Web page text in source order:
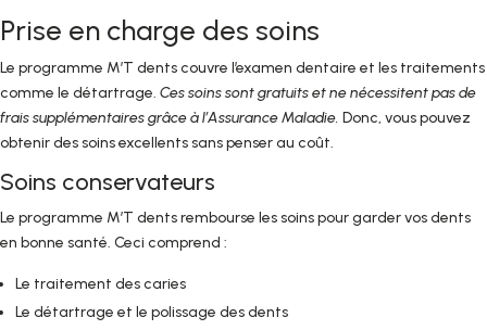
Prise en charge des soins
Le programme M’T dents couvre l’examen dentaire et les traitements
comme le détartrage. Ces soins sont gratuits et ne nécessitent pas de
frais supplémentaires grâce à l’Assurance Maladie. Donc, vous pouvez
obtenir des soins excellents sans penser au coût.
Soins conservateurs
Le programme M’T dents rembourse les soins pour garder vos dents
en bonne santé. Ceci comprend :
Le traitement des caries
Le détartrage et le polissage des dents